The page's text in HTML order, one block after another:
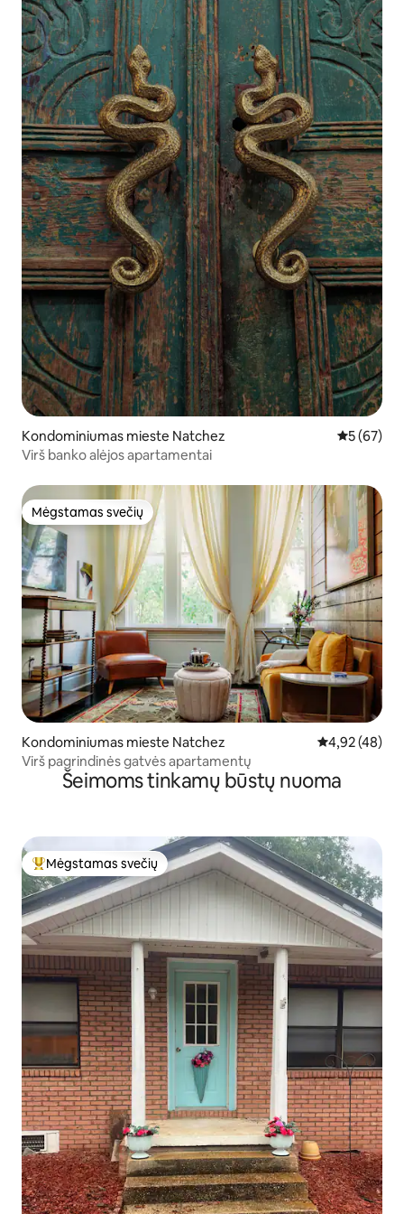
Kondominiumas mieste Natchez Vidutinis
5 (67)
Virš banko alėjos apartamentai
Mėgstamas svečių
Mėgstamas svečių
Kondominiumas mieste Natchez Vidutinis
4,92 (48)
Virš pagrindinės gatvės apartamentų
Šeimoms tinkamų būstų nuoma
Svečių mėgstamiausias
Mėgstamas svečių